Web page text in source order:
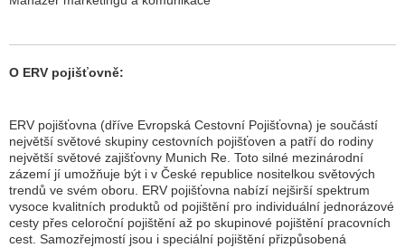
O ERV pojišťovně:
ERV pojišťovna (dříve Evropská Cestovní Pojišťovna) je součástí
největší světové skupiny cestovních pojišťoven a patří do rodiny
největší světové zajišťovny Munich Re. Toto silné mezinárodní
zázemí jí umožňuje být i v České republice nositelkou světových
trendů ve svém oboru. ERV pojišťovna nabízí nejširší spektrum
vysoce kvalitních produktů od pojištění pro individuální jednorázové
cesty přes celoroční pojištění až po skupinové pojištění pracovních
cest. Samozřejmostí jsou i speciální pojištění přizpůsobená